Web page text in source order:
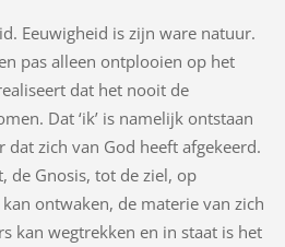
Eeuwigheid is zijn ware natuur.
pas alleen ontplooien op het
dat het nooit de
Dat ‘ik’ is namelijk ontstaan
zich van God heeft afgekeerd.
de Gnosis, tot de ziel, op
ontwaken, de materie van zich
kan wegtrekken en in staat is het